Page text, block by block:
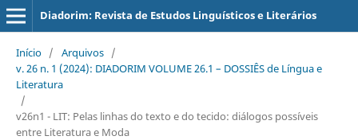
Diadorim: Revista de Estudos Linguísticos e Literários
Início / Arquivos /
v. 26 n. 1 (2024): DIADORIM VOLUME 26.1 – DOSSIÊS de Língua e
Literatura
/
v26n1 - LIT: Pelas linhas do texto e do tecido: diálogos possíveis
entre Literatura e Moda